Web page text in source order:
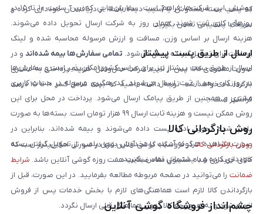
که پلمپ بسته مخدوش یا آسیب دیده باشد، از دریافت آن خودداری کرده و
سریعاً با پشتیبانی تماس بگیرید.
پوشش این شرکت‌ها فراهم است. سفارش‌هایی که بین ساعت ۱۰ تا ۱۵ در
روزهای کاری ثبت شوند، همان روز به شرکت ارسال تحویل داده می‌شوند.
هزینه ارسال بر اساس وزن، مسافت و ارزش مرسوله محاسبه شده و لینک
پرداخت برای تحویل‌گیرنده ارسال می‌شود. تمامی سفارش‌ها بیمه شده‌اند و در
صورت مفقودی کالا، پس از تایید شرکت حمل‌ونقل، هزینه پرداختی به مشتری
بازگردانده خواهد شد. توجه داشته باشید که بیمه شامل کسر ۱۰ تا ۱۵ درصد
فرانشیز است.
ارسال از طریق پست پیشتاز
ارسال از طریق پست پیشتاز نیز برای سراسر کشور امکان‌پذیر است و سفارش‌ها
در روز کاری بعد از ثبت، ارسال می‌شوند. کد رهگیری مرسوله در حساب کاربری
مشتری و همچنین از طریق پیامک ارسال می‌شود. پرداخت در محل برای این
روش ممکن نیست و هزینه ثابت ارسال ۹۹ هزار تومان است. بسته‌ها به صورت
پلمپ شده تحویل اداره پست داده می‌شوند و بیمه شده‌اند، بنابراین در
صورت مشاهده هرگونه آسیب یا مخدوش بودن پلمپ، از تحویل گرفتن بسته
خودداری کرده و با پشتیبانی تماس بگیرید.
روش بازگردانی کالا
روش بازگردانی کالادر فروشگاه گوشی آنلاین تنها در صورتی امکان‌پذیر است که
کالای خریداری شده مشمول مفاد ضمانت هفت روزه گوشی آنلاین باشد. شرایط
ضمانت را می‌توانید در صفحه مربوطه مطالعه بفرمایید. در این صورت، قبل از
بازگرداندن کالا لازم است هماهنگی‌های لازم با بخش خدمات پس از فروش
انجام شود و به هیچ‌وجه کالا بدون هماهنگی قبلی ارسال نگردد.
چشم‌انداز فروشگاه گوشی آنلاین